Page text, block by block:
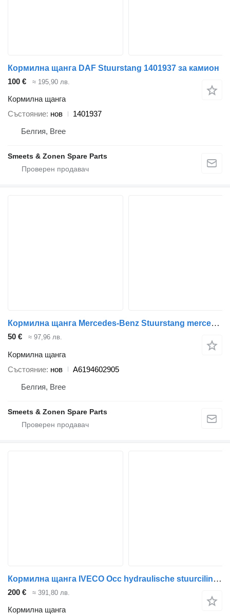
Кормилна щанга DAF Stuurstang 1401937 за камион
100 €
≈ 195,90 лв.
Кормилна щанга
Състояние нов
1401937
Белгия, Bree
Smeets & Zonen Spare Parts
Кормилна щанга Mercedes-Benz Stuurstang mercedes A6194602905 за камион
50 € ≈ 97,96 лв.
Кормилна щанга
Състояние нов
A6194602905
Белгия, Bree
Smeets & Zonen Spare Parts
Кормилна щанга IVECO Occ hydraulische stuurcilinder 41032945 за камион
200 € ≈ 391,80 лв.
Кормилна щанга